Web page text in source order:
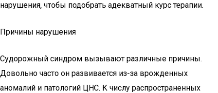
нарушения, чтобы подобрать адекватный курс терапии.
Причины нарушения
Судорожный синдром вызывают различные причины.
Довольно часто он развивается из-за врожденных
аномалий и патологий ЦНС. К числу распространенных